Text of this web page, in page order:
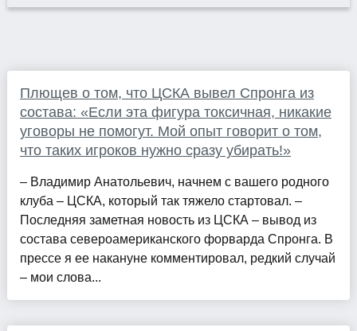
Плющев о том, что ЦСКА вывел Спронга из
состава: «Если эта фигура токсичная, никакие
уговоры не помогут. Мой опыт говорит о том,
что таких игроков нужно сразу убирать!»
– Владимир Анатольевич, начнем с вашего родного
клуба – ЦСКА, который так тяжело стартовал. –
Последняя заметная новость из ЦСКА – вывод из
состава североамериканского форварда Спронга. В
прессе я ее накануне комментировал, редкий случай
– мои слова...